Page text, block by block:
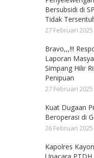
Bersubsidi di
Tidak
27 Februari 2025
Bravo,,,!!!
Laporan
Simpang Hilir
Penipuan
27 Februari 2025
Kuat Dugaan
Beroperasi di
26 Februari 2025
Kapolres